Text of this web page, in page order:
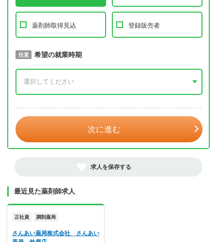
薬剤師取得見込 登録販売者
必須 取得予定年
任意 希望の就業時期
次に進む
求人を保存する
最近見た薬剤師求人
正社員 調剤薬局
さんあい薬局株式会社 さんあい